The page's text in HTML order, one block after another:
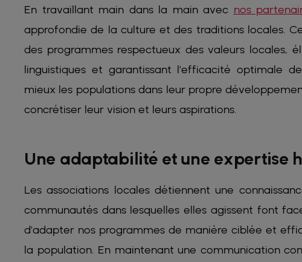
En travaillant main dans la main avec nos
approfondie de la culture et des traditions locales.
des programmes respectueux des valeurs locales,
linguistiques et garantissant l'efficacité optimale
mieux les populations dans leur propre
concrétiser leur vision et leurs aspirations.
Une adaptabilité et une expertise
Les associations locales détiennent une
communautés dans lesquelles elles agissent font
d'adapter nos programmes de manière ciblée et
la population. En maintenant une communication